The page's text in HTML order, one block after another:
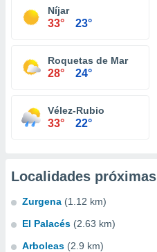
Níjar
33° 23°
Roquetas de Mar
28° 24°
Vélez-Rubio
33° 22°
Localidades próximas
Zurgena (1.12 km)
El Palacés (2.63 km)
Arboleas (2.9 km)